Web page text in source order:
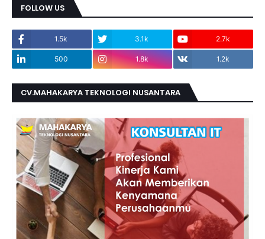
FOLLOW US
1.5k 3.1k 2.7k
500 1.8k 1.2k
CV.MAHAKARYA TEKNOLOGI NUSANTARA